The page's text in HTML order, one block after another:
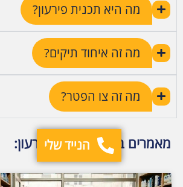
מה היא תכנית פירעון?
מה זה איחוד תיקים?
מה זה צו הפטר?
מאמרים בנושא חדלות פירעון:
הנייד שלי